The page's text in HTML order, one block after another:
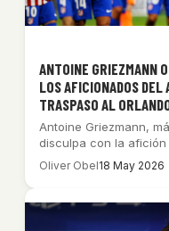
ANTOINE GRIEZMANN
LOS AFICIONADOS DEL
TRASPASO AL
Antoine Griezmann,
disculpa con la
Oliver Obel18 May 2026